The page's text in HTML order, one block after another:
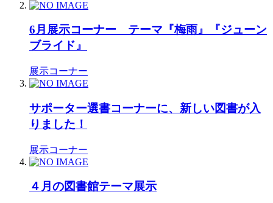
6月展示コーナー テーマ『梅雨』『ジューン
ブライド』
展示コーナー
サポーター選書コーナーに、新しい図書が入
りました！
展示コーナー
４月の図書館テーマ展示